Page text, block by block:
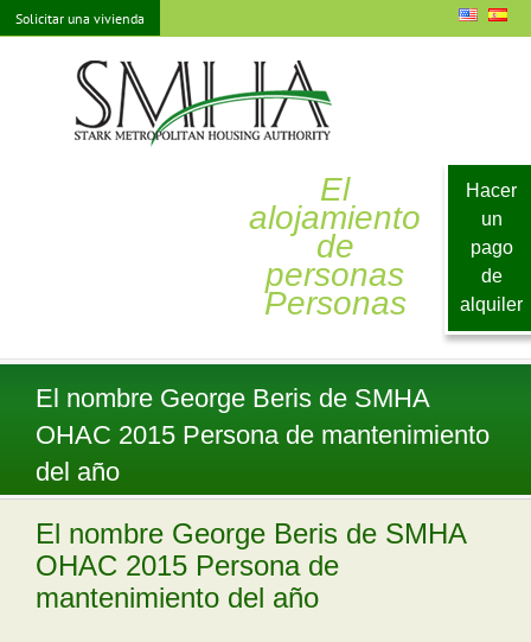
saltar
al
Solicitar una vivienda
El
alojamiento
de
personas
Personas
Hacer
un
pago
de
alquiler
El nombre George Beris de SMHA
OHAC 2015 Persona de mantenimiento
del año
El nombre George Beris de SMHA
OHAC 2015 Persona de
mantenimiento del año